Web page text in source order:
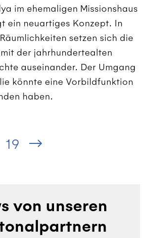
im ehemaligen Missionshaus
ein neuartiges Konzept. In
setzen sich die
der jahrhundertealten
auseinander. Der Umgang
könnte eine Vorbildfunktion
haben.
19
von unseren